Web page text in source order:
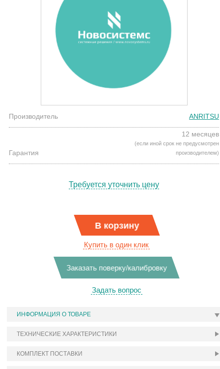
Производитель ANRITSU
Гарантия
12 месяцев
(если иной срок не предусмотрен
производителем)
Требуется уточнить цену
В корзину
Купить в один клик
Заказать поверку/калибровку
Задать вопрос
ИНФОРМАЦИЯ О ТОВАРЕ
ТЕХНИЧЕСКИЕ ХАРАКТЕРИСТИКИ
КОМПЛЕКТ ПОСТАВКИ